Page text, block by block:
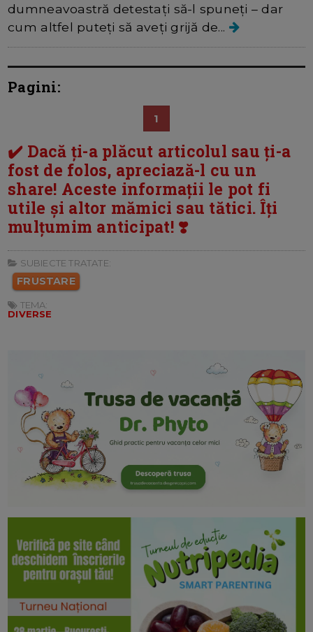
dumneavoastră detestați să-l spuneți – dar
cum altfel puteți să aveți grijă de...
Pagini:
1
✔️ Dacă ți-a plăcut articolul sau ți-a
fost de folos, apreciază-l cu un
share! Aceste informații le pot fi
utile și altor mămici sau tătici. Îți
mulțumim anticipat! ❣️
SUBIECTE TRATATE:
FRUSTARE
TEMA:
DIVERSE